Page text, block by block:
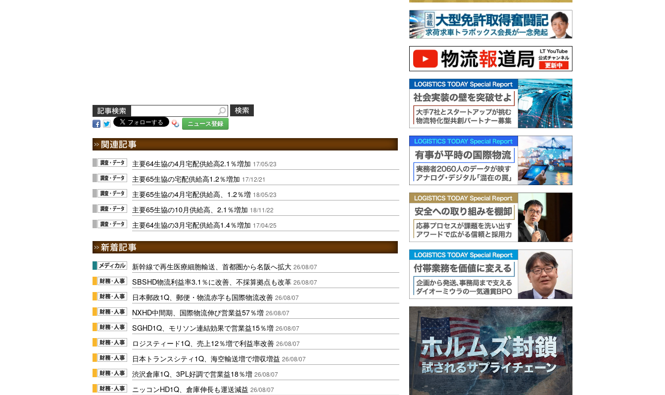
ニュース登録
主要64生協の4月宅配供給高2.1％増加 17/05/23
主要65生協の宅配供給高1.2％増加 17/12/21
主要65生協の4月宅配供給高、1.2％増 18/05/23
主要65生協の10月供給高、2.1％増加 18/11/22
主要64生協の3月宅配供給高1.4％増加 17/04/25
新幹線で再生医療細胞輸送、首都圏から名阪へ拡大 26/08/07
SBSHD物流利益率3.1％に改善、不採算拠点も改革 26/08/07
日本郵政1Q、郵便・物流赤字も国際物流改善 26/08/07
NXHD中間期、国際物流伸び営業益57％増 26/08/07
SGHD1Q、モリソン連結効果で営業益15％増 26/08/07
ロジスティード1Q、売上12％増で利益率改善 26/08/07
日本トランスシティ1Q、海空輸送増で増収増益 26/08/07
渋沢倉庫1Q、3PL好調で営業益18％増 26/08/07
ニッコンHD1Q、倉庫伸長も運送減益 26/08/07